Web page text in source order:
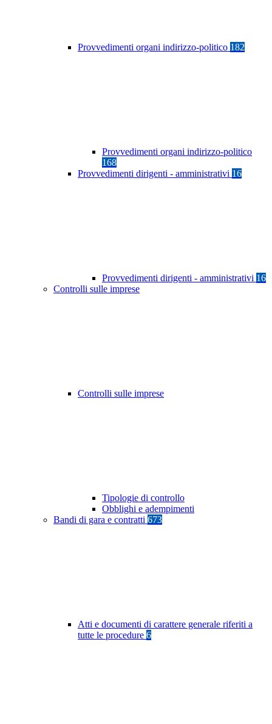
Provvedimenti organi indirizzo-politico 182
Provvedimenti organi indirizzo-politico
168
Provvedimenti dirigenti - amministrativi 16
Provvedimenti dirigenti - amministrativi 16
Controlli sulle imprese
Controlli sulle imprese
Tipologie di controllo
Obblighi e adempimenti
Bandi di gara e contratti 673
Atti e documenti di carattere generale riferiti a
tutte le procedure 6